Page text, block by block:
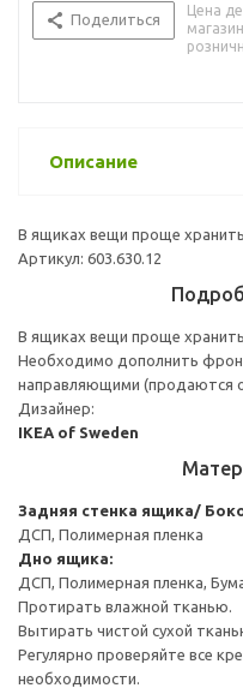
Поделиться
Цена
Описание
В ящиках вещи проще
Артикул: 603.630.12
В ящиках вещи проще
Необходимо дополнить
направляющими (продаются
Дизайнер:
IKEA of Sweden
Задняя стенка ящика/
ДСП, Полимерная пленка
Дно ящика:
ДСП, Полимерная пленка,
Протирать влажной тканью.
Вытирать чистой сухой
Регулярно проверяйте все
необходимости.